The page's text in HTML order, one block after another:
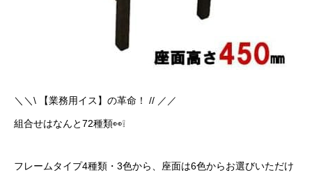
＼＼\ 【業務用イス】の革命！ // ／／
組合せはなんと72種類👀❕
フレームタイプ4種類・3色から、座面は6色からお選びいただけ